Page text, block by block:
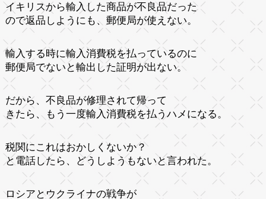
イキリスから輸入した商品が不良品だった
ので返品しようにも、郵便局が使えない。
輸入する時に輸入消費税を払っているのに
郵便局でないと輸出した証明が出ない。
だから、不良品が修理されて帰って
きたら、もう一度輸入消費税を払うハメになる。
税関にこれはおかしくないか？
と電話したら、どうしようもないと言われた。
ロシアとウクライナの戦争が